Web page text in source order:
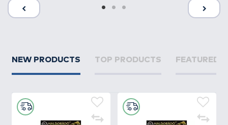
NEW PRODUCTS TOP PRODUCTS FEATURED